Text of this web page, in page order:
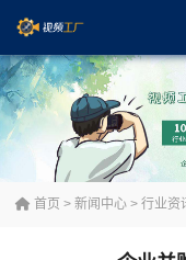
首页 > 新闻中心 > 行业资